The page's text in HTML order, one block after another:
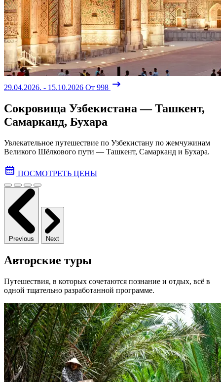
29.04.2026. - 15.10.2026 От 998
Сокровища Узбекистана — Ташкент,
Самарканд, Бухара
Увлекательное путешествие по Узбекистану по жемчужинам
Великого Шёлкового пути — Ташкент, Самарканд и Бухара.
ПОСМОТРЕТЬ ЦЕНЫ
Previous Next
Авторские туры
Путешествия, в которых сочетаются познание и отдых, всё в
одной тщательно разработанной программе.